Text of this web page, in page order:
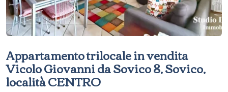
Appartamento trilocale in vendita
Vicolo Giovanni da Sovico 8, Sovico,
località CENTRO